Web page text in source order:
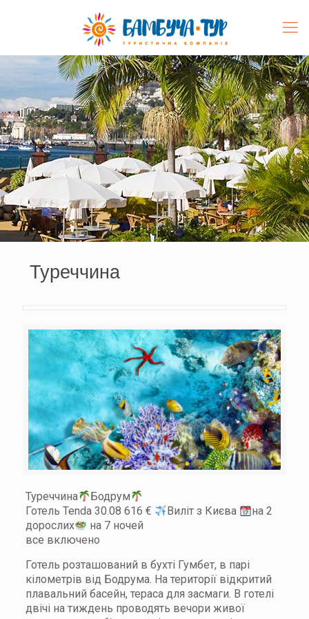
Туреччина
Туреччина
Бодрум
Готель Tenda 30.08 616 €
Виліт з Києва
на 2
дорослих
на 7 ночей
все включено
Готель розташований в бухті Гумбет, в парі
кілометрів від Бодрума. На території відкритий
плавальний басейн, тераса для засмаги. В готелі
двічі на тиждень проводять вечори живої